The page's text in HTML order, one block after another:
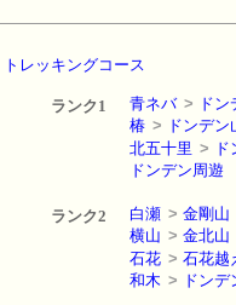
トレッキングコース
ランク1 青ネバ > ド
椿 > ドンデン
北五十里 >
ドンデン周遊
ランク2 白瀬 > 金剛山
横山 > 金北山
石花 > 石花越
和木 > ドンデ